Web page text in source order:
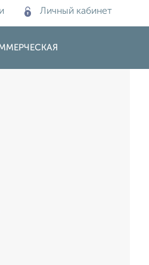
Личный кабинет